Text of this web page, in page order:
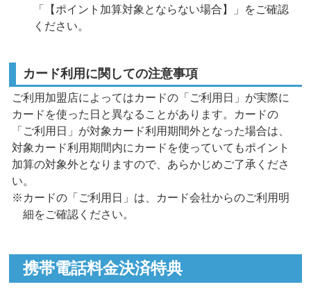
「【ポイント加算対象とならない場合】」をご確認
ください。
カード利用に関しての注意事項
ご利用加盟店によってはカードの「ご利用日」が実際に
カードを使った日と異なることがあります。カードの
「ご利用日」が対象カード利用期間外となった場合は、
対象カード利用期間内にカードを使っていてもポイント
加算の対象外となりますので、あらかじめご了承くださ
い。
※カードの「ご利用日」は、カード会社からのご利用明
細をご確認ください。
携帯電話料金決済特典